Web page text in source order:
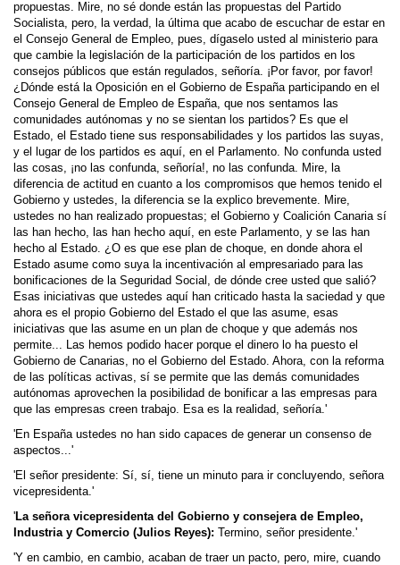
propuestas. Mire, no sé donde están las propuestas del Partido
Socialista, pero, la verdad, la última que acabo de escuchar de estar en
el Consejo General de Empleo, pues, dígaselo usted al ministerio para
que cambie la legislación de la participación de los partidos en los
consejos públicos que están regulados, señoría. ¡Por favor, por favor!
¿Dónde está la Oposición en el Gobierno de España participando en el
Consejo General de Empleo de España, que nos sentamos las
comunidades autónomas y no se sientan los partidos? Es que el
Estado, el Estado tiene sus responsabilidades y los partidos las suyas,
y el lugar de los partidos es aquí, en el Parlamento. No confunda usted
las cosas, ¡no las confunda, señoría!, no las confunda. Mire, la
diferencia de actitud en cuanto a los compromisos que hemos tenido el
Gobierno y ustedes, la diferencia se la explico brevemente. Mire,
ustedes no han realizado propuestas; el Gobierno y Coalición Canaria sí
las han hecho, las han hecho aquí, en este Parlamento, y se las han
hecho al Estado. ¿O es que ese plan de choque, en donde ahora el
Estado asume como suya la incentivación al empresariado para las
bonificaciones de la Seguridad Social, de dónde cree usted que salió?
Esas iniciativas que ustedes aquí han criticado hasta la saciedad y que
ahora es el propio Gobierno del Estado el que las asume, esas
iniciativas que las asume en un plan de choque y que además nos
permite... Las hemos podido hacer porque el dinero lo ha puesto el
Gobierno de Canarias, no el Gobierno del Estado. Ahora, con la reforma
de las políticas activas, sí se permite que las demás comunidades
autónomas aprovechen la posibilidad de bonificar a las empresas para
que las empresas creen trabajo. Esa es la realidad, señoría.'
'En España ustedes no han sido capaces de generar un consenso de
aspectos...'
'El señor presidente: Sí, sí, tiene un minuto para ir concluyendo, señora
vicepresidenta.'
'La señora vicepresidenta del Gobierno y consejera de Empleo,
Industria y Comercio (Julios Reyes): Termino, señor presidente.'
'Y en cambio, en cambio, acaban de traer un pacto, pero, mire, cuando